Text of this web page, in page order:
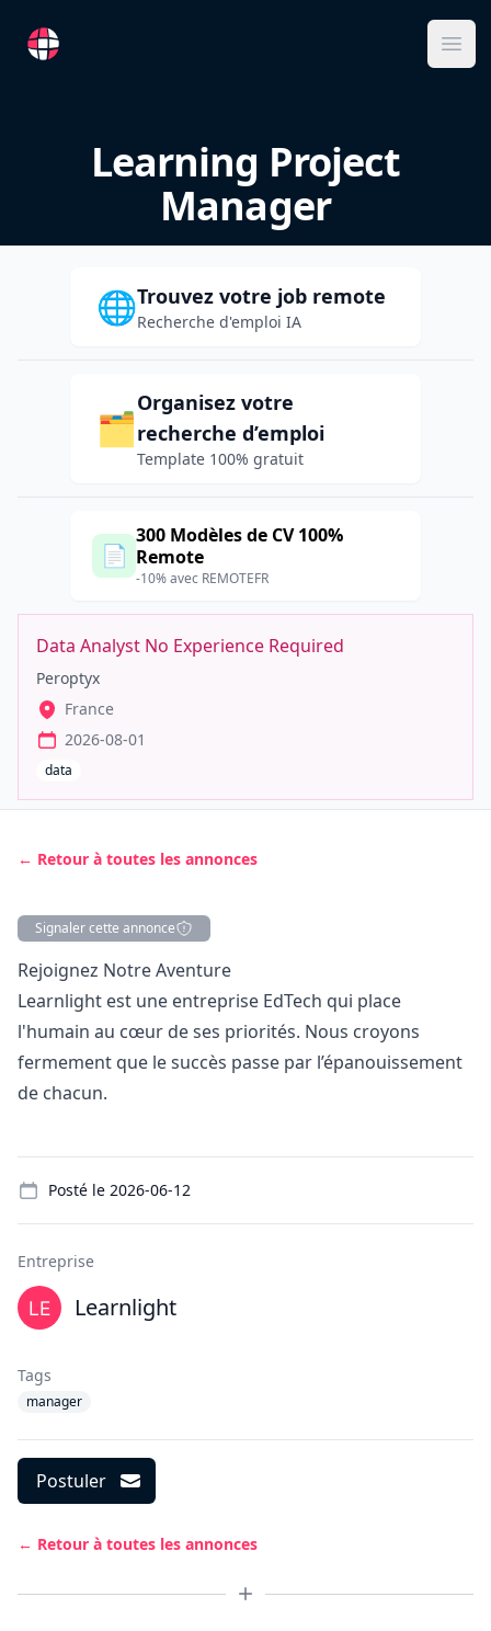
RemoteFR
Learning Project
Manager
🌐Trouvez votre job remote
Recherche d'emploi IA
🗂️
Organisez votre
recherche d’emploi
Template 100% gratuit
📄
300 Modèles de CV 100%
Remote
-10% avec REMOTEFR
Data Analyst No Experience Required
Peroptyx
France
2026-08-01
data
← Retour à toutes les annonces
Signaler cette annonce
Description
Rejoignez Notre Aventure
Learnlight est une entreprise EdTech qui place
l'humain au cœur de ses priorités. Nous croyons
fermement que le succès passe par l’épanouissement
de chacun.
Posté le 2026-06-12
Entreprise
Learnlight
Tags
manager
Postuler
← Retour à toutes les annonces